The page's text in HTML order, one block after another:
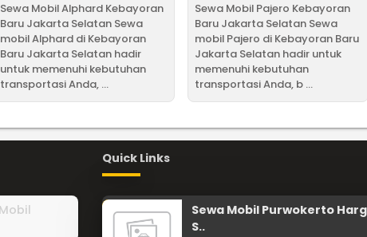
Sewa Mobil Alphard Kebayoran
Baru Jakarta Selatan Sewa
mobil Alphard di Kebayoran
Baru Jakarta Selatan hadir
untuk memenuhi kebutuhan
transportasi Anda, ...
Sewa Mobil Pajero Kebayoran
Baru Jakarta Selatan Sewa
mobil Pajero di Kebayoran Baru
Jakarta Selatan hadir untuk
memenuhi kebutuhan
transportasi Anda, b ...
Quick Links
Sewa Mobil Purwokerto
S..